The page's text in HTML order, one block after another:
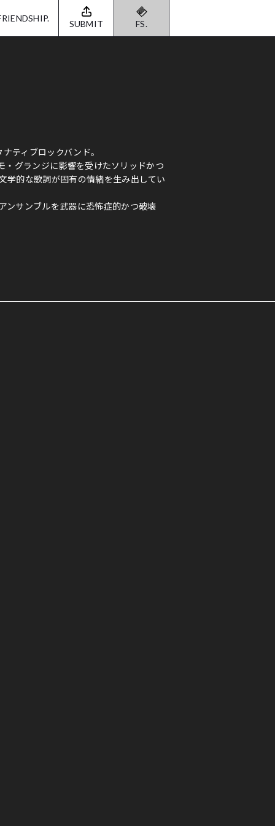
SUBMIT FS.
ティブロックバンド。
グランジに影響を受けたソリッドかつ
学的な歌詞が固有の情緒を生み出してい
ンサンブルを武器に恐怖症的かつ破壊